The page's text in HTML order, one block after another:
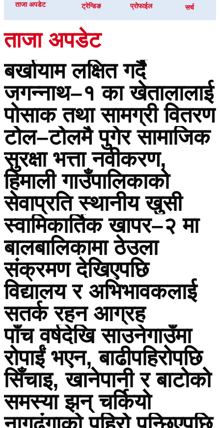
ताजा अपडेट ट्रेन्डिङ प्रोफाईल सर्च
ताजा अपडेट
बर्खायाम लक्षित गर्दै
जगन्नाथ–१ का खेतालालाई
पोसाक तथा सामग्री वितरण
टोेल–टोेलमै पुगेर सामाजिक
सुरक्षा भत्ता नवीकरण,
हिमाली गाउँपालिकाको
सेवाप्रति स्थानीय खुसी
स्वामिकार्तिक खापर–२ मा
बालबालिकामा ठेउला
संक्रमण देखिएपछि
विद्यालय र अभिभावकलाई
सतर्क रहन आग्रह
पाँच वर्षदेखि साउनेगाउँमा
रोपाईं भएन, बाढीपहिरोपछि
सिँचाइ, खानेपानी र बाटोको
समस्या झन् चर्कियो